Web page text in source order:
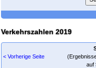
Verkehrszahlen 2019
< Vorherige Seite
auf